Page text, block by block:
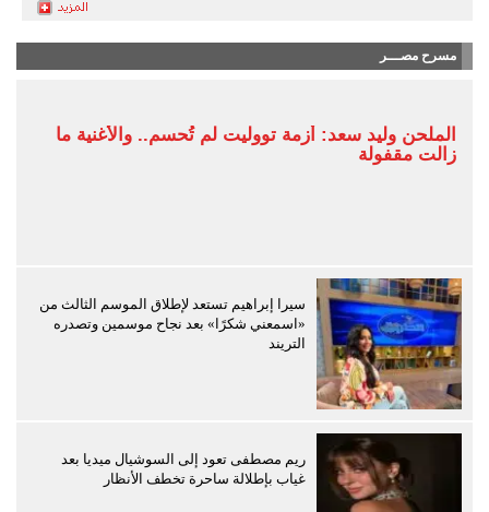
مسرح مصـــر
الملحن وليد سعد: أزمة تووليت لم تُحسم.. والأغنية ما
زالت مقفولة
سيرا إبراهيم تستعد لإطلاق الموسم الثالث من
«اسمعني شكرًا» بعد نجاح موسمين وتصدره
التريند
ريم مصطفى تعود إلى السوشيال ميديا بعد
غياب بإطلالة ساحرة تخطف الأنظار